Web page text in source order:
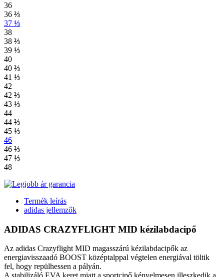
36
36 ⅔
37 ⅓
38
38 ⅔
39 ⅓
40
40 ⅔
41 ⅓
42
42 ⅔
43 ⅓
44
44 ⅔
45 ⅓
46
46 ⅔
47 ⅓
48
Termék leírás
adidas jellemzők
ADIDAS CRAZYFLIGHT MID kézilabdacipő
Az adidas Crazyflight MID magasszárú kézilabdacipők az
energiavisszaadó BOOST középtalppal végtelen energiával töltik
fel, hogy repülhessen a pályán.